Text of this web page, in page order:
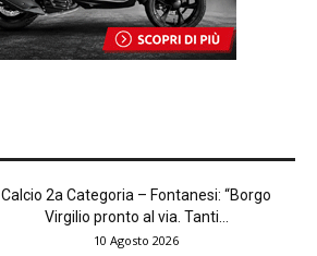
Calcio 2a Categoria – Fontanesi: “Borgo
Virgilio pronto al via. Tanti...
10 Agosto 2026